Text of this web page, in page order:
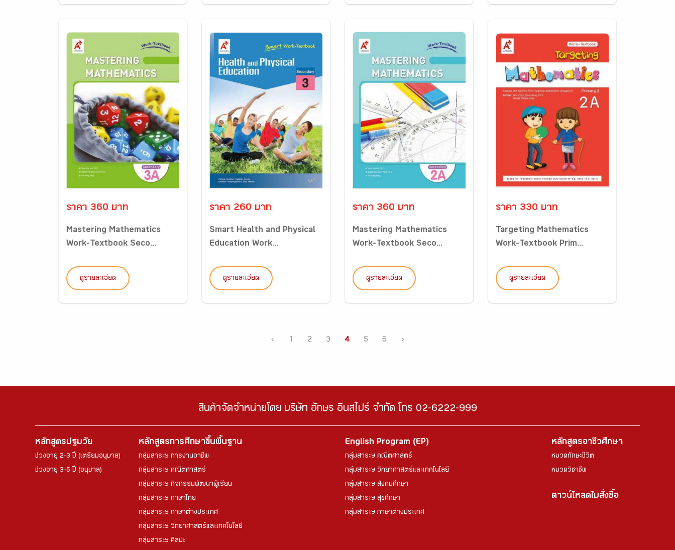
ราคา 360 บาท
Mastering Mathematics
Work-Textbook Seco...
ดูรายละเอียด
ราคา 260 บาท
Smart Health and Physical
Education Work...
ดูรายละเอียด
ราคา 360 บาท
Mastering Mathematics
Work-Textbook Seco...
ดูรายละเอียด
ราคา 330 บาท
Targeting Mathematics
Work-Textbook Prim...
ดูรายละเอียด
‹ 1 2 3 4 5 6 ›
สินค้าจัดจำหน่ายโดย บริษัท อักษร อินสไปร์ จำกัด โทร 02-6222-999
หลักสูตรปฐมวัย
ช่วงอายุ 2-3 ปี (เตรียมอนุบาล)
ช่วงอายุ 3-6 ปี (อนุบาล)
หลักสูตรการศึกษาขึ้นพื้นฐาน
กลุ่มสาระฯ การงานอาชีพ
กลุ่มสาระฯ คณิตศาสตร์
กลุ่มสาระฯ กิจกรรมพัฒนาผู้เรียน
กลุ่มสาระฯ ภาษาไทย
กลุ่มสาระฯ ภาษาต่างประเทศ
กลุ่มสาระฯ วิทยาศาสตร์และเทคโนโลยี
กลุ่มสาระฯ ศิลปะ
English Program (EP)
กลุ่มสาระฯ คณิตศาสตร์
กลุ่มสาระฯ วิทยาศาสตร์และเทคโนโลยี
กลุ่มสาระฯ สังคมศึกษา
กลุ่มสาระฯ สุขศึกษา
กลุ่มสาระฯ ภาษาต่างประเทศ
หลักสูตรอาชีวศึกษา
หมวดทักษะชีวิต
หมวดวิชาชีพ
ดาวน์โหลดใบสั่งซื้อ